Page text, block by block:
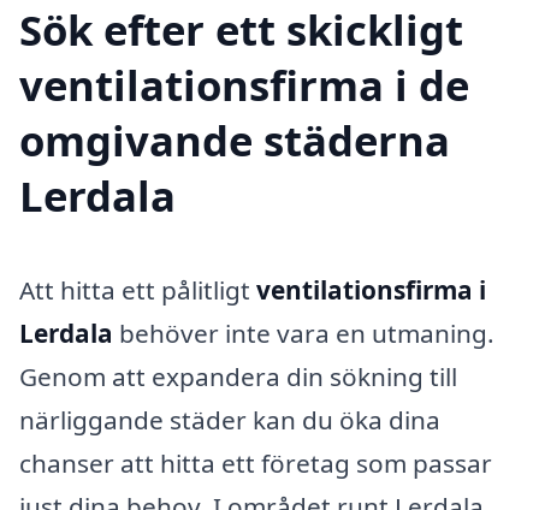
Sök efter ett skickligt
ventilationsfirma i de
omgivande städerna
Lerdala
Att hitta ett pålitligt ventilationsfirma i
Lerdala behöver inte vara en utmaning.
Genom att expandera din sökning till
närliggande städer kan du öka dina
chanser att hitta ett företag som passar